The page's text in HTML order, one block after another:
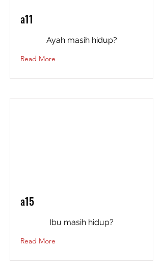
a11
Ayah masih hidup?
Read More
a15
Ibu masih hidup?
Read More